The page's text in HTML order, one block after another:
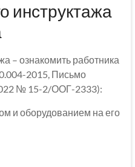
инструктажа
– ознакомить работника
2015, Письмо
№ 15-2/ООГ-2333):
и оборудованием на его